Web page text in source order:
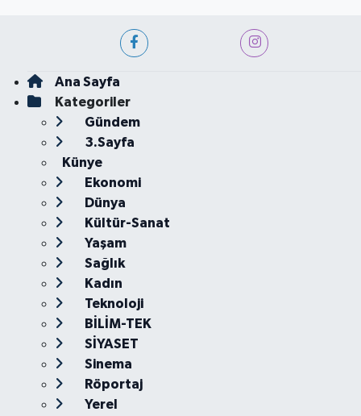
Ana Sayfa
Kategoriler
Gündem
3.Sayfa
Künye
Ekonomi
Dünya
Kültür-Sanat
Yaşam
Sağlık
Kadın
Teknoloji
BİLİM-TEK
SİYASET
Sinema
Röportaj
Yerel